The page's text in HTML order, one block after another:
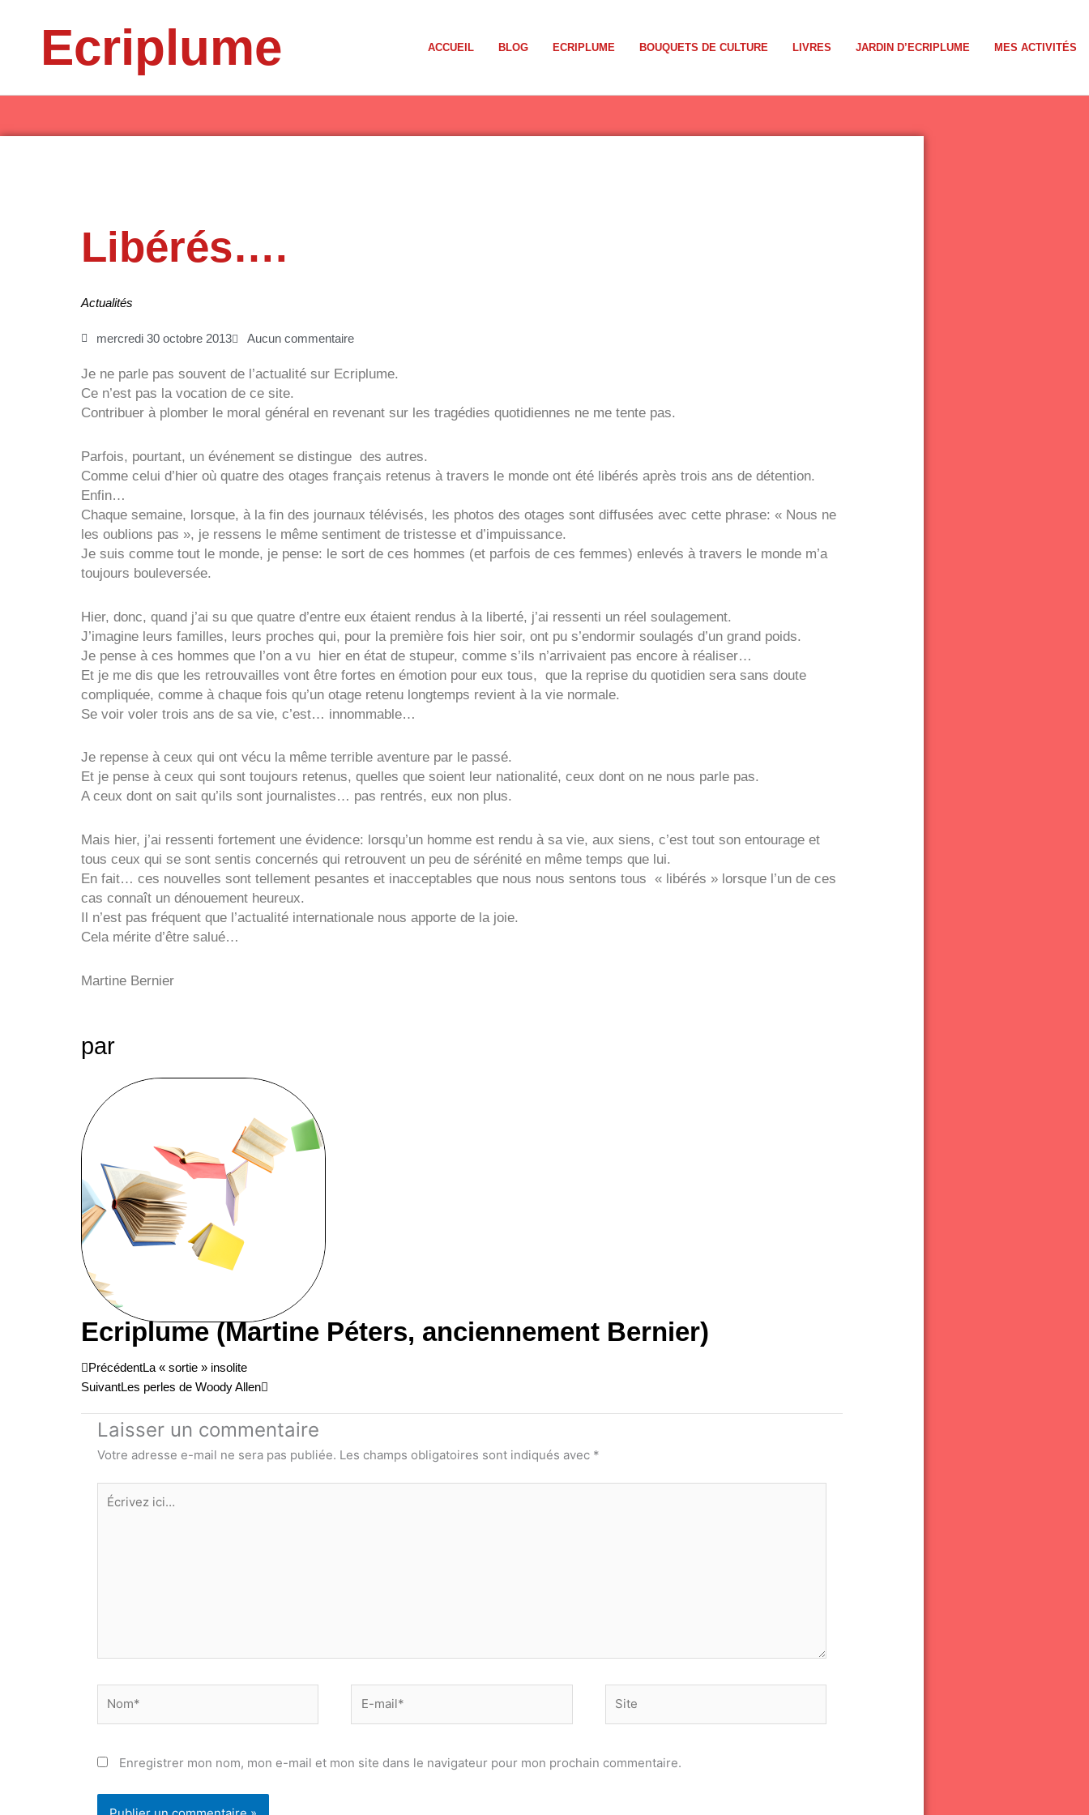
Ecriplume ACCUEIL BLOG ECRIPLUME BOUQUETS DE CULTURE LIVRES JARDIN D’ECRIPLUME MES ACTIVITÉS
Libérés….
Actualités
mercredi 30 octobre 2013 Aucun commentaire
Je ne parle pas souvent de l’actualité sur Ecriplume.
Ce n’est pas la vocation de ce site.
Contribuer à plomber le moral général en revenant sur les tragédies quotidiennes ne me tente pas.
Parfois, pourtant, un événement se distingue des autres.
Comme celui d’hier où quatre des otages français retenus à travers le monde ont été libérés après trois ans de détention.
Enfin…
Chaque semaine, lorsque, à la fin des journaux télévisés, les photos des otages sont diffusées avec cette phrase: « Nous ne
les oublions pas », je ressens le même sentiment de tristesse et d’impuissance.
Je suis comme tout le monde, je pense: le sort de ces hommes (et parfois de ces femmes) enlevés à travers le monde m’a
toujours bouleversée.
Hier, donc, quand j’ai su que quatre d’entre eux étaient rendus à la liberté, j’ai ressenti un réel soulagement.
J’imagine leurs familles, leurs proches qui, pour la première fois hier soir, ont pu s’endormir soulagés d’un grand poids.
Je pense à ces hommes que l’on a vu hier en état de stupeur, comme s’ils n’arrivaient pas encore à réaliser…
Et je me dis que les retrouvailles vont être fortes en émotion pour eux tous, que la reprise du quotidien sera sans doute
compliquée, comme à chaque fois qu’un otage retenu longtemps revient à la vie normale.
Se voir voler trois ans de sa vie, c’est… innommable…
Je repense à ceux qui ont vécu la même terrible aventure par le passé.
Et je pense à ceux qui sont toujours retenus, quelles que soient leur nationalité, ceux dont on ne nous parle pas.
A ceux dont on sait qu’ils sont journalistes… pas rentrés, eux non plus.
Mais hier, j’ai ressenti fortement une évidence: lorsqu’un homme est rendu à sa vie, aux siens, c’est tout son entourage et
tous ceux qui se sont sentis concernés qui retrouvent un peu de sérénité en même temps que lui.
En fait… ces nouvelles sont tellement pesantes et inacceptables que nous nous sentons tous « libérés » lorsque l’un de ces
cas connaît un dénouement heureux.
Il n’est pas fréquent que l’actualité internationale nous apporte de la joie.
Cela mérite d’être salué…
Martine Bernier
par
Ecriplume (Martine Péters, anciennement Bernier)
Précédent
PrécédentLa « sortie » insolite
SuivantLes perles de Woody Allen
Laisser un commentaire
Votre adresse e-mail ne sera pas publiée. Les champs obligatoires sont indiqués avec *
Écrivez
ici…
mail*
Enregistrer mon nom, mon e-mail et mon site dans le navigateur pour mon prochain commentaire.